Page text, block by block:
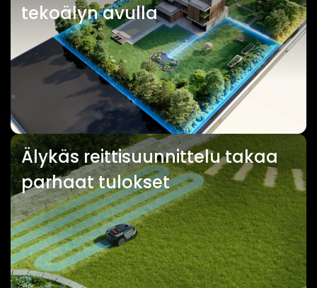
tekoälyn avulla
Älykäs reittisuunnittelu takaa
parhaat tulokset